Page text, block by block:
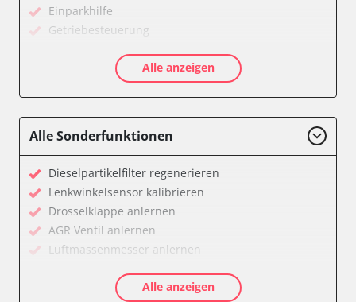
Einparkhilfe
Getriebesteuerung
Kombiinstrument
Soundsystem
Start Authentifikation
Türsteuergerät vorne links
Türsteuergerät vorne rechts
Wegfahrsperre
Zentralelektronik
Verfügbarkeit abhängig von Modell, Motorisierung, Ausstattung
Alle anzeigen
Alle Sonderfunktionen
Dieselpartikelfilter regenerieren
Lenkwinkelsensor kalibrieren
Drosselklappe anlernen
AGR Ventil anlernen
Luftmassenmesser anlernen
ÖlservicerückstellungAlle anzeigen